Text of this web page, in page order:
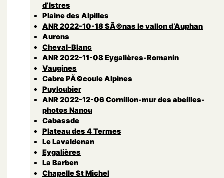
d’Istres
Plaine des Alpilles
ANR 2022-10-18 SÃ©nas le vallon d’Auphan
Aurons
Cheval-Blanc
ANR 2022-11-08 Eygalières-Romanin
Vaugines
Cabre PÃ©coule Alpines
Puyloubier
ANR 2022-12-06 Cornillon-mur des abeilles-
photos Nanou
Cabassde
Plateau des 4 Termes
Le Lavaldenan
Eygalières
La Barben
Chapelle St Michel